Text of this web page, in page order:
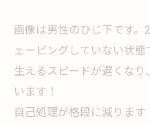
画像は男性のひじ下です
ェービングしていない状態
生えるスピードが遅くなり
います！
自己処理が格段に減ります